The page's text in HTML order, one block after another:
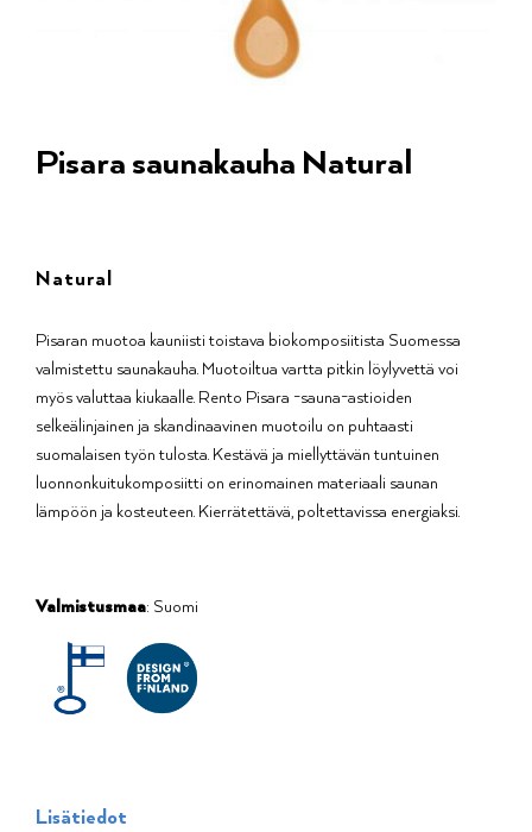
Pisara saunakauha Natural
Natural
Pisaran muotoa kauniisti toistava biokomposiitista Suomessa
valmistettu saunakauha. Muotoiltua vartta pitkin löylyvettä voi
myös valuttaa kiukaalle. Rento Pisara -sauna-astioiden
selkeälinjainen ja skandinaavinen muotoilu on puhtaasti
suomalaisen työn tulosta. Kestävä ja miellyttävän tuntuinen
luonnonkuitukomposiitti on erinomainen materiaali saunan
lämpöön ja kosteuteen. Kierrätettävä, poltettavissa energiaksi.
Valmistusmaa: Suomi
Lisätiedot